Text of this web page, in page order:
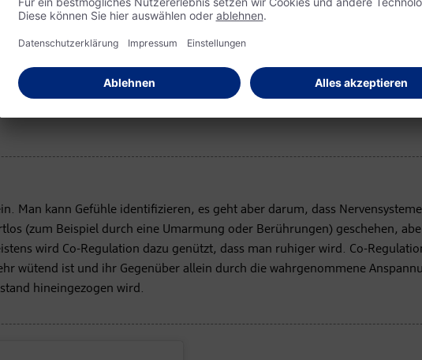
für dein Kind und dich“ (2025) das „Planetensystem der
einen anderen Spannungszustand des Nervensystems. Der
Wohlgefühl,KreativitätundEmpathie. Der rote Planet symbolisiert
den Übergang zwischen Aktivierung und Entspannung. Das Ziel ist, dass
dem zur Situation passenden Planeten landen. Dazu brauchen die
spricht man hier von
Man kann Gefühle identifizieren, es geht aber darum, dass Nervensysteme
(zum Beispiel durch eine Umarmung oder Berührungen) geschehen,
wird Co-Regulation dazu genützt, dass man ruhiger wird. Co-
wütend ist und ihr Gegenüber allein durch die wahrgenommene
hineingezogen wird.